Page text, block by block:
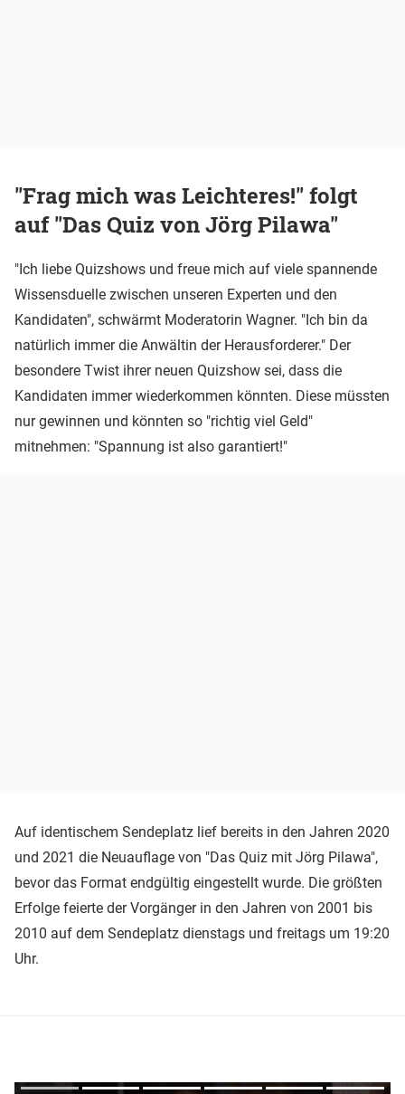
"Frag mich was Leichteres!" folgt
auf "Das Quiz von Jörg Pilawa"
"Ich liebe Quizshows und freue mich auf viele spannende
Wissensduelle zwischen unseren Experten und den
Kandidaten", schwärmt Moderatorin Wagner. "Ich bin da
natürlich immer die Anwältin der Herausforderer." Der
besondere Twist ihrer neuen Quizshow sei, dass die
Kandidaten immer wiederkommen könnten. Diese müssten
nur gewinnen und könnten so "richtig viel Geld"
mitnehmen: "Spannung ist also garantiert!"
Auf identischem Sendeplatz lief bereits in den Jahren 2020
und 2021 die Neuauflage von "Das Quiz mit Jörg Pilawa",
bevor das Format endgültig eingestellt wurde. Die größten
Erfolge feierte der Vorgänger in den Jahren von 2001 bis
2010 auf dem Sendeplatz dienstags und freitags um 19:20
Uhr.